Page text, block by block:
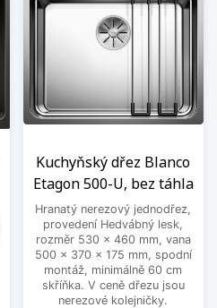
Kuchyňský dřez Blanco
Etagon 500-U, bez táhla
Hranatý nerezový jednodřez,
provedení Hedvábný lesk,
rozměr 530 x 460 mm, vana
500 x 370 x 175 mm, spodní
montáž, minimálně 60 cm
skříňka. V ceně dřezu jsou
nerezové kolejničky.